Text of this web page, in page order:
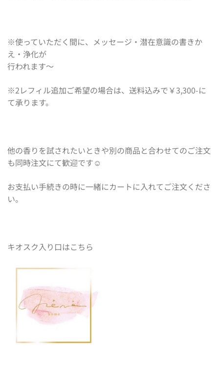
※使っていただく間に、メッセージ・潜在意識の書きか
え・浄化が
行われます〜
※2レフィル追加ご希望の場合は、 送料込みで￥3,300-に
て承ります。
他の香りを試されたいときや別の商品と合わせてのご注文
も同時注文にて歓迎です☺️
お支払い手続きの時に一緒にカートに入れてご注文くださ
い。
キオスク入り口はこちら